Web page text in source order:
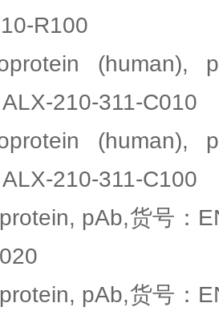
R100
210-311-C010
210-311-C100
pAb,货号：
pAb,货号：